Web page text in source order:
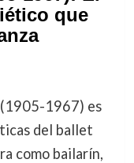
que
1967) es
del ballet
como bailarín,